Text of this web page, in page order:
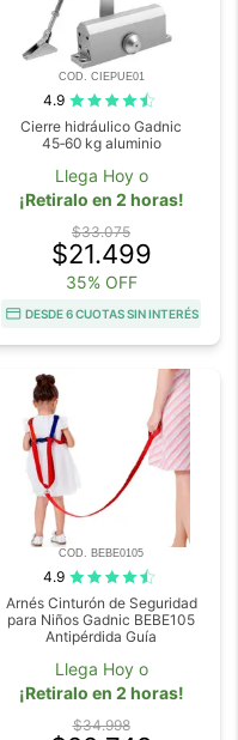
COD. CIEPUE01
4.9
Cierre hidráulico Gadnic
45‑60 kg aluminio
Llega Hoy o
¡Retiralo en 2 horas!
$33.075
$21.499
35% OFF
DESDE 6 CUOTAS SIN INTERÉS
COD. BEBE0105
4.9
Arnés Cinturón de Seguridad
para Niños Gadnic BEBE105
Antipérdida Guía
Llega Hoy o
¡Retiralo en 2 horas!
$34.998